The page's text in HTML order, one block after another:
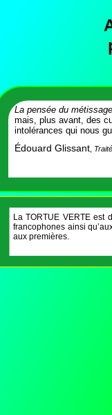
La pensée du métissage
mais, plus avant, des
intolérances qui nous
Édouard Glissant
La TORTUE VERTE est
francophones ainsi
aux premières.